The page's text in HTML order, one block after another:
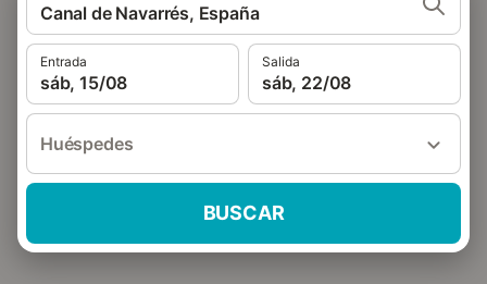
Canal de Navarrés, España
Entrada
sáb, 15/08
Salida
sáb, 22/08
Huéspedes
BUSCAR